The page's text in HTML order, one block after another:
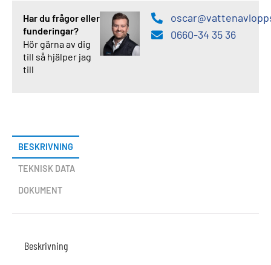
Har du frågor eller
funderingar?
Hör gärna av dig
till så hjälper jag
till
0660-34 35 36
BESKRIVNING
TEKNISK DATA
DOKUMENT
Beskrivning